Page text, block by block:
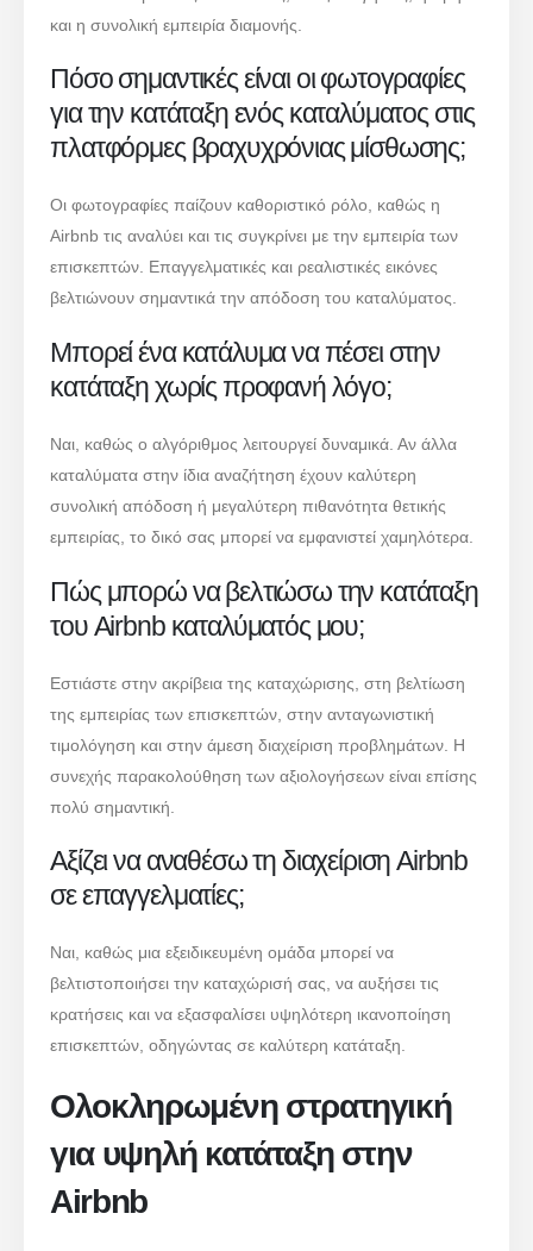
και η συνολική εμπειρία διαμονής.
Πόσο σημαντικές είναι οι φωτογραφίες
για την κατάταξη ενός καταλύματος στις
πλατφόρμες βραχυχρόνιας μίσθωσης;
Οι φωτογραφίες παίζουν καθοριστικό ρόλο, καθώς η
Airbnb τις αναλύει και τις συγκρίνει με την εμπειρία των
επισκεπτών. Επαγγελματικές και ρεαλιστικές εικόνες
βελτιώνουν σημαντικά την απόδοση του καταλύματος.
Μπορεί ένα κατάλυμα να πέσει στην
κατάταξη χωρίς προφανή λόγο;
Ναι, καθώς ο αλγόριθμος λειτουργεί δυναμικά. Αν άλλα
καταλύματα στην ίδια αναζήτηση έχουν καλύτερη
συνολική απόδοση ή μεγαλύτερη πιθανότητα θετικής
εμπειρίας, το δικό σας μπορεί να εμφανιστεί χαμηλότερα.
Πώς μπορώ να βελτιώσω την κατάταξη
του Airbnb καταλύματός μου;
Εστιάστε στην ακρίβεια της καταχώρισης, στη βελτίωση
της εμπειρίας των επισκεπτών, στην ανταγωνιστική
τιμολόγηση και στην άμεση διαχείριση προβλημάτων. Η
συνεχής παρακολούθηση των αξιολογήσεων είναι επίσης
πολύ σημαντική.
Αξίζει να αναθέσω τη διαχείριση Airbnb
σε επαγγελματίες;
Ναι, καθώς μια εξειδικευμένη ομάδα μπορεί να
βελτιστοποιήσει την καταχώρισή σας, να αυξήσει τις
κρατήσεις και να εξασφαλίσει υψηλότερη ικανοποίηση
επισκεπτών, οδηγώντας σε καλύτερη κατάταξη.
Ολοκληρωμένη στρατηγική
για υψηλή κατάταξη στην
Airbnb